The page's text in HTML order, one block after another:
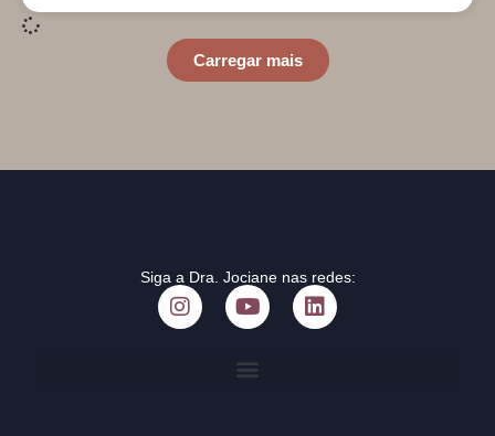
Carregar mais
Siga a Dra. Jociane nas redes: